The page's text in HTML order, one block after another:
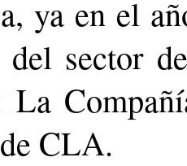
ya en el
sector
La
CLA.